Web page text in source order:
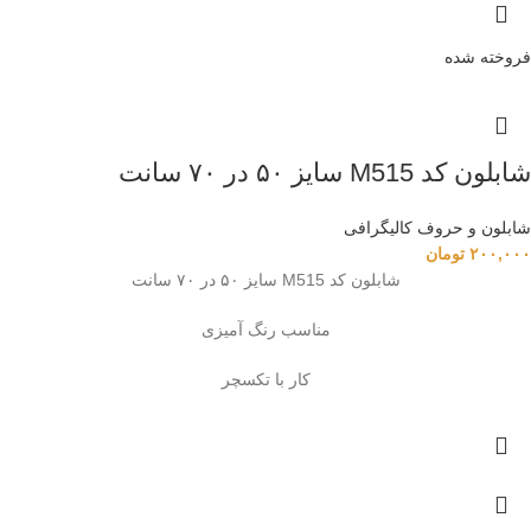
فروخته شده
شابلون کد M515 سایز ۵۰ در ۷۰ سانت
شابلون و حروف کالیگرافی
۲۰۰,۰۰۰ تومان
شابلون کد M515 سایز ۵۰ در ۷۰ سانت
مناسب رنگ آمیزی
کار با تکسچر